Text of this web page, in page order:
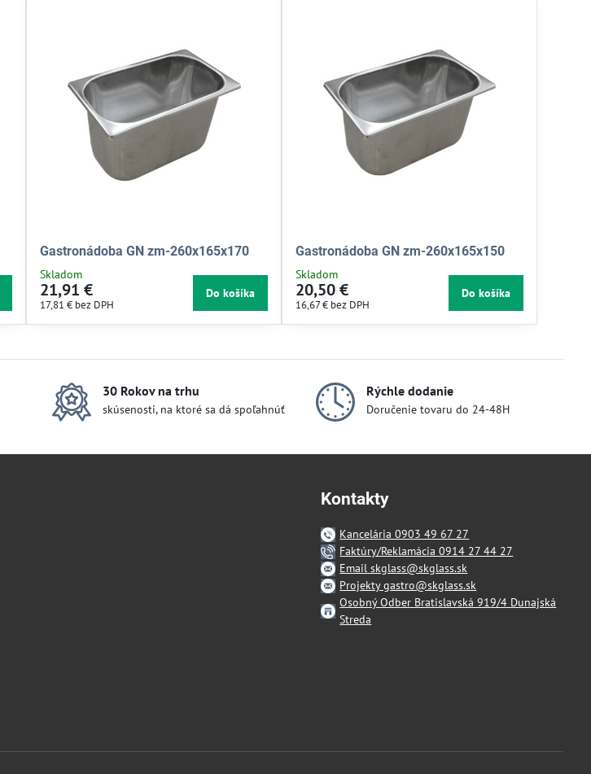
Gastronádoba GN zm-260x165x170
Skladom
21,91 €
17,81 € bez DPH
Do košíka
Gastronádoba GN zm-260x165x150
Skladom
20,50 €
16,67 € bez DPH
Do košíka
30 Rokov na trhu
skúsenosti, na ktoré sa dá spoľahnúť
Rýchle dodanie
Doručenie tovaru do 24-48H
Kontakty
Kancelária 0903 49 67 27
Faktúry/Reklamácia 0914 27 44 27
Email skglass@skglass.sk
Projekty gastro@skglass.sk
Osobný Odber Bratislavská 919/4 Dunajská
Streda